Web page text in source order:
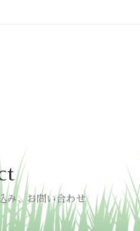
み、お問い合わせ